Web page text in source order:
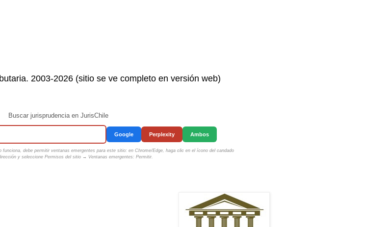
2003-2026 (sitio se ve completo en versión web)
Buscar jurisprudencia en JurisChile
Google Perplexity Ambos
debe permitir ventanas emergentes para este sitio: en Chrome/Edge, haga clic en el ícono del candado
y seleccione Permisos del sitio → Ventanas emergentes: Permitir.